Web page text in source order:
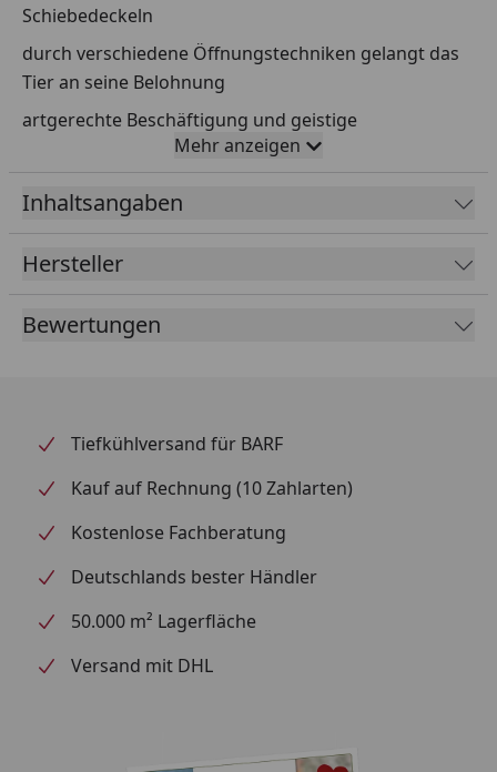
Schiebedeckeln
durch verschiedene Öffnungstechniken gelangt das
Tier an seine Belohnung
artgerechte Beschäftigung und geistige
inkl. Trainingsanleitung
tierschutzkonform nach § 18 (AT)
Nur zeitlich begrenzt unter Aufsicht anbieten. Nach
Mehr anzeigen
Inhaltsangaben
Hersteller
Bewertungen
Tiefkühlversand für BARF
Kauf auf Rechnung (10 Zahlarten)
Kostenlose Fachberatung
Deutschlands bester Händler
50.000 m² Lagerfläche
Versand mit DHL